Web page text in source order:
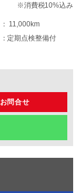
※消費税10%込み
11,000km
定期点検整備付
お問合せ